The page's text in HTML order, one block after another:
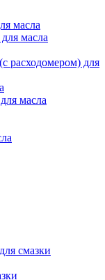
масла
масла
расходомером) для
масла
смазки